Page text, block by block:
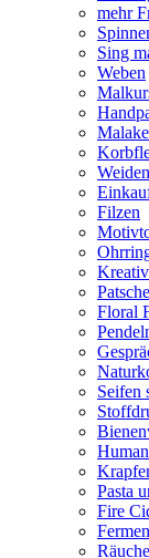
mehr
Sing
Weben
Filzen
Floral
Seifen
Pasta
Fire